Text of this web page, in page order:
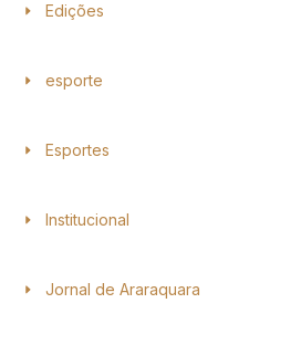
Edições
esporte
Esportes
Institucional
Jornal de Araraquara